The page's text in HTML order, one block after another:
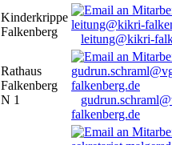
Kinderkrippe
Falkenberg
leitung@kikri-
Rathaus
Falkenberg
N 1
falkenberg.de